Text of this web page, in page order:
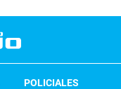
POLICIALES